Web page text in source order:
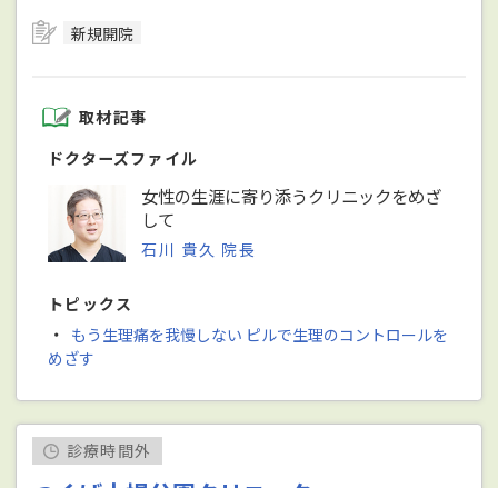
新規開院
取材記事
ドクターズファイル
女性の生涯に寄り添うクリニックをめざ
して
石川 貴久 院長
トピックス
・ もう生理痛を我慢しない ピルで生理のコントロールを
めざす
診療時間外